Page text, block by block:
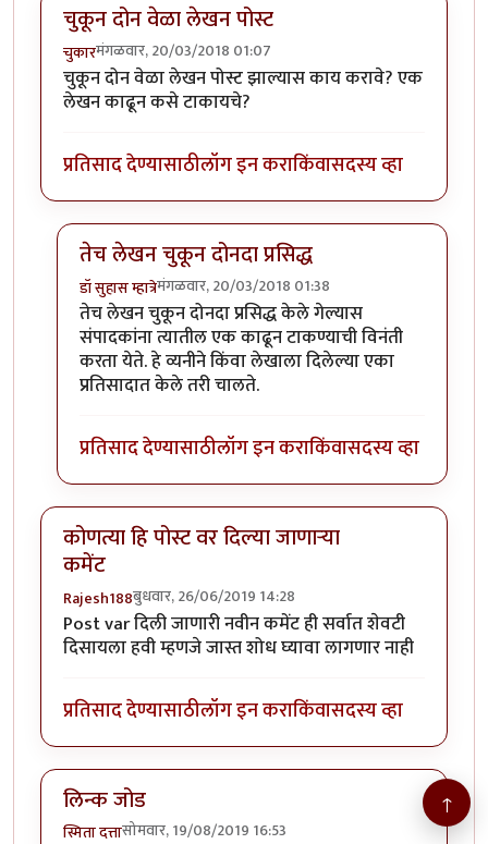
चुकून दोन वेळा लेखन पोस्ट
चुकारमंगळवार, 20/03/2018 01:07
चुकून दोन वेळा लेखन पोस्ट झाल्यास काय करावे? एक
लेखन काढून कसे टाकायचे?
प्रतिसाद देण्यासाठीलॉग इन कराकिंवासदस्य व्हा
तेच लेखन चुकून दोनदा प्रसिद्ध
डॉ सुहास म्हात्रेमंगळवार, 20/03/2018 01:38
In reply toचुकून दोन वेळा लेखन पोस्टby
तेच लेखन चुकून दोनदा प्रसिद्ध केले गेल्यास
संपादकांना त्यातील एक काढून टाकण्याची विनंती
करता येते. हे व्यनीने किंवा लेखाला दिलेल्या एका
प्रतिसादात केले तरी चालते.
प्रतिसाद देण्यासाठीलॉग इन कराकिंवासदस्य व्हा
कोणत्या हि पोस्ट वर दिल्या जाणाऱ्या
कमेंट
Rajesh188बुधवार, 26/06/2019 14:28
Post var दिली जाणारी नवीन कमेंट ही सर्वात शेवटी
दिसायला हवी म्हणजे जास्त शोध घ्यावा लागणार नाही
प्रतिसाद देण्यासाठीलॉग इन कराकिंवासदस्य व्हा
लिन्क जोड
स्मिता दत्तासोमवार, 19/08/2019 16:53
↑